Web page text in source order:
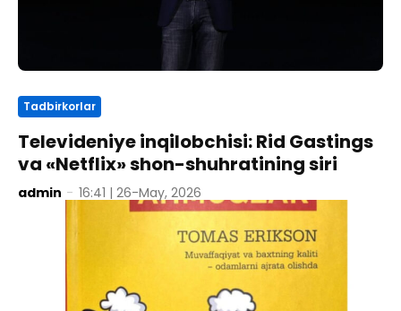
Tadbirkorlar
Televideniye inqilobchisi: Rid Gastings
va «Netflix» shon-shuhratining siri
admin - 16:41 | 26-May, 2026